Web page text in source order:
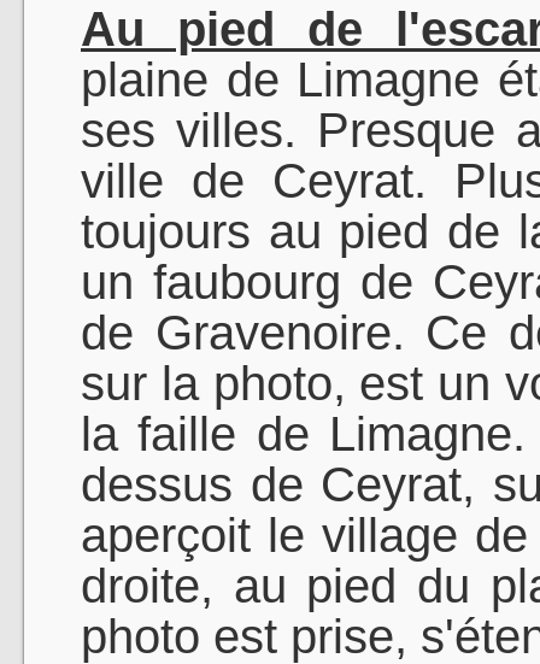
Au pied de
plaine de Limagne
ses villes. Presque
ville de Ceyrat.
toujours au pied de
un faubourg de
de Gravenoire. Ce
sur la photo, est un
la faille de
dessus de Ceyrat,
aperçoit le village
droite, au pied du
photo est prise,